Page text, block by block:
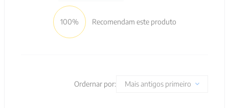
100% Recomendam este produto
Ordernar por: Mais antigos primeiro